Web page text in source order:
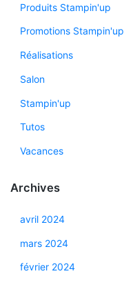
Produits Stampin'up
Promotions Stampin'up
Réalisations
Salon
Stampin'up
Tutos
Vacances
Archives
avril 2024
mars 2024
février 2024